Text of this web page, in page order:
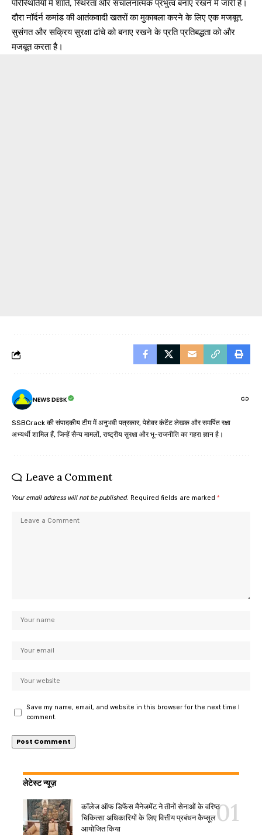
परिस्थितियों में शांति, स्थिरता और संचालनात्मक प्रभुत्व बनाए रखने में जारी हैं।
दौरा नॉर्दर्न कमांड की आतंकवादी खतरों का मुकाबला करने के लिए एक मजबूत,
सुसंगत और सक्रिय सुरक्षा ढांचे को बनाए रखने के प्रति प्रतिबद्धता को और
मजबूत करता है।
NEWS DESK
SSBCrack की संपादकीय टीम में अनुभवी पत्रकार, पेशेवर कंटेंट लेखक और समर्पित रक्षा
अभ्यर्थी शामिल हैं, जिन्हें सैन्य मामलों, राष्ट्रीय सुरक्षा और भू-राजनीति का गहरा ज्ञान है।
Leave a Comment
Your email address will not be published. Required fields are marked *
Save my name, email, and website in this browser for the next time I
comment.
लेटेस्ट न्यूज़
कॉलेज ऑफ डिफेंस मैनेजमेंट ने तीनों सेनाओं के वरिष्ठ
चिकित्सा अधिकारियों के लिए वित्तीय प्रबंधन कैप्सूल
आयोजित किया